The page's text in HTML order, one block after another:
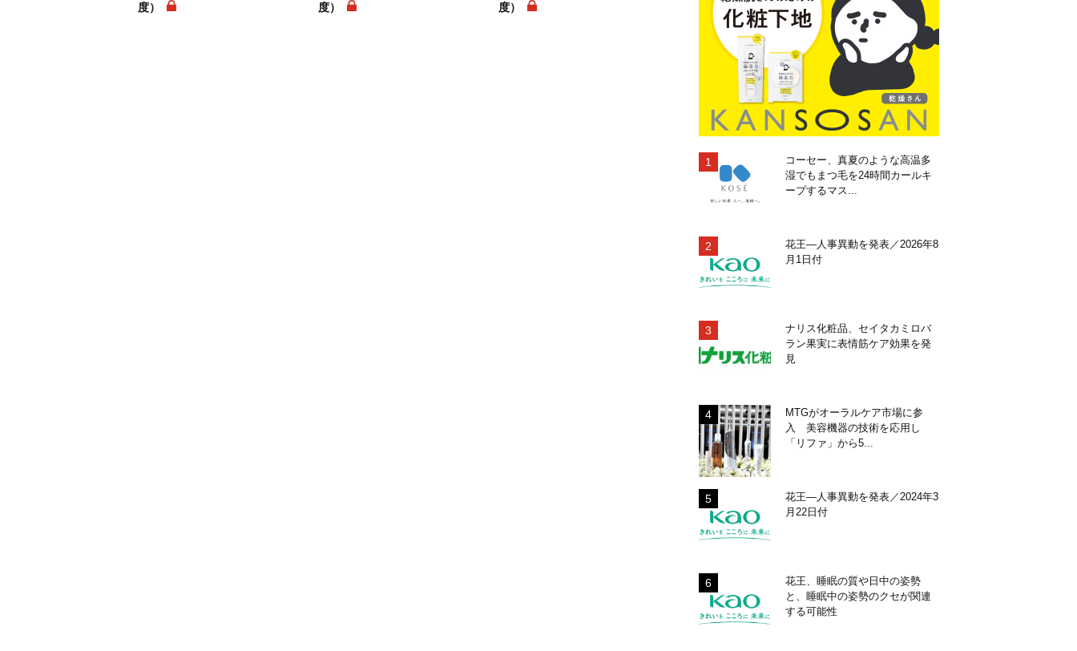
度）
度）
度）
コーセー、真夏のような高温多
湿でもまつ毛を24時間カールキ
ープするマス...
花王―人事異動を発表／2026年8
月1日付
ナリス化粧品、セイタカミロバ
ラン果実に表情筋ケア効果を発
見
MTGがオーラルケア市場に参
入 美容機器の技術を応用し
「リファ」から5...
花王―人事異動を発表／2024年3
月22日付
花王、睡眠の質や日中の姿勢
と、睡眠中の姿勢のクセが関連
する可能性